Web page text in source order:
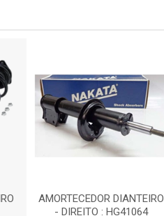
AMORTECEDOR DIANTEIRO
- DIREITO : HG41064